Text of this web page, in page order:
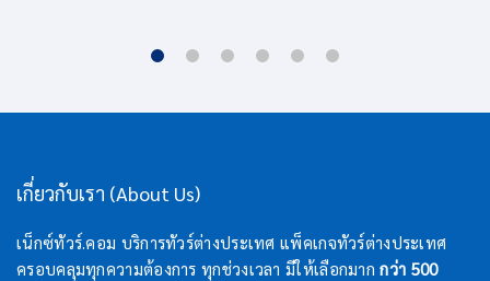
เกี่ยวกับเรา (About Us)
เน็กซ์ทัวร์.คอม บริการทัวร์ต่างประเทศ แพ็คเกจทัวร์ต่างประเทศ
ครอบคลุมทุกความต้องการ ทุกช่วงเวลา มีให้เลือกมากกว่า 500